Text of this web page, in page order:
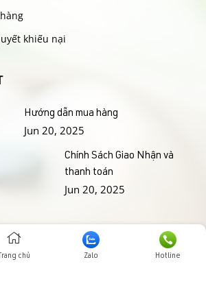
khiếu nại
Hướng dẫn mua hàng
Jun 20, 2025
Chính Sách Giao Nhận và
thanh toán
Jun 20, 2025
Trang chủ Zalo Hotline